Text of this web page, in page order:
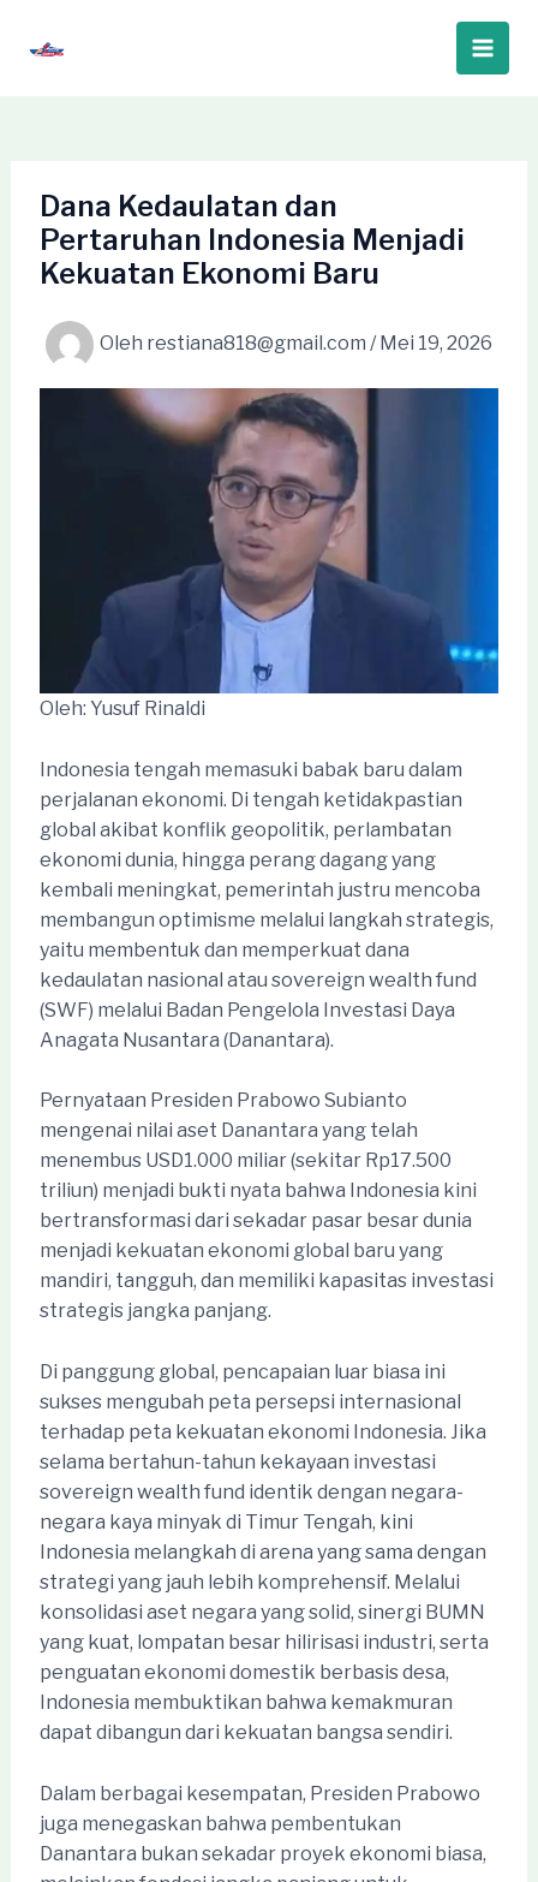
Main
Dana Kedaulatan dan
Pertaruhan Indonesia Menjadi
Kekuatan Ekonomi Baru
Oleh restiana818@gmail.com / Mei 19, 2026
Oleh: Yusuf Rinaldi
Indonesia tengah memasuki babak baru dalam
perjalanan ekonomi. Di tengah ketidakpastian
global akibat konflik geopolitik, perlambatan
ekonomi dunia, hingga perang dagang yang
kembali meningkat, pemerintah justru mencoba
membangun optimisme melalui langkah strategis,
yaitu membentuk dan memperkuat dana
kedaulatan nasional atau sovereign wealth fund
(SWF) melalui Badan Pengelola Investasi Daya
Anagata Nusantara (Danantara).
Pernyataan Presiden Prabowo Subianto
mengenai nilai aset Danantara yang telah
menembus USD1.000 miliar (sekitar Rp17.500
triliun) menjadi bukti nyata bahwa Indonesia kini
bertransformasi dari sekadar pasar besar dunia
menjadi kekuatan ekonomi global baru yang
mandiri, tangguh, dan memiliki kapasitas investasi
strategis jangka panjang.
Di panggung global, pencapaian luar biasa ini
sukses mengubah peta persepsi internasional
terhadap peta kekuatan ekonomi Indonesia. Jika
selama bertahun-tahun kekayaan investasi
sovereign wealth fund identik dengan negara-
negara kaya minyak di Timur Tengah, kini
Indonesia melangkah di arena yang sama dengan
strategi yang jauh lebih komprehensif. Melalui
konsolidasi aset negara yang solid, sinergi BUMN
yang kuat, lompatan besar hilirisasi industri, serta
penguatan ekonomi domestik berbasis desa,
Indonesia membuktikan bahwa kemakmuran
dapat dibangun dari kekuatan bangsa sendiri.
Dalam berbagai kesempatan, Presiden Prabowo
juga menegaskan bahwa pembentukan
Danantara bukan sekadar proyek ekonomi biasa,